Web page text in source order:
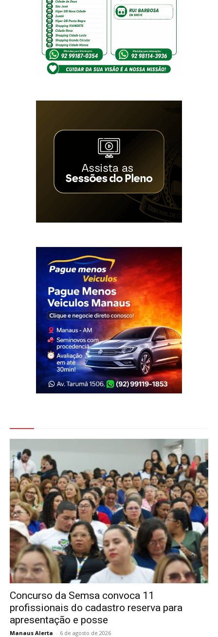
Concurso da Semsa convoca 11
profissionais do cadastro reserva para
apresentação e posse
Manaus Alerta - 6 de agosto de 2026